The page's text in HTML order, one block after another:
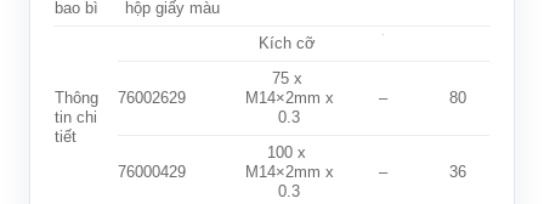
bao bì hộp giấy màu
Thông
tin chi
tiết
Kích cỡ
76002629
75 x
M14×2mm x
0.3
– 80
76000429
100 x
M14×2mm x
0.3
– 36